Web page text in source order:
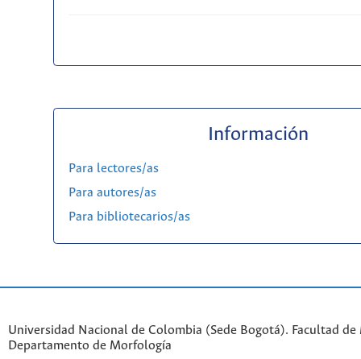
Información
Para lectores/as
Para autores/as
Para bibliotecarios/as
Universidad Nacional de Colombia (Sede Bogotá). Facultad de
Departamento de Morfología